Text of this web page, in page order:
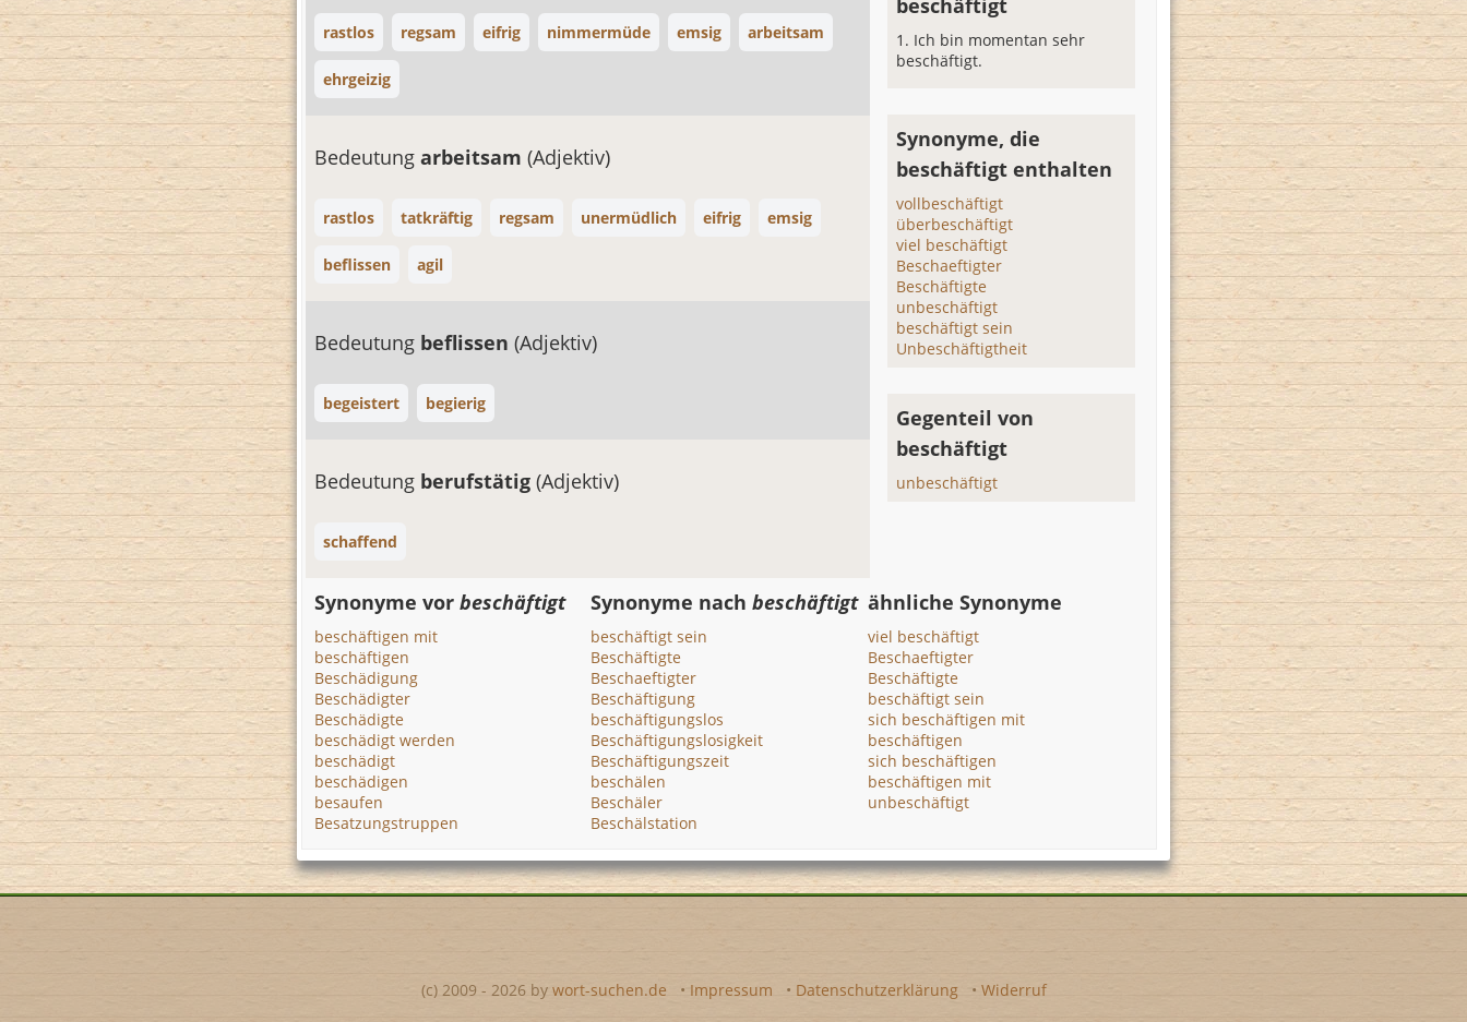
rastlos regsam eifrig nimmermüde emsig arbeitsam
ehrgeizig
Bedeutung arbeitsam (Adjektiv)
rastlos tatkräftig regsam unermüdlich eifrig emsig
beflissen agil
Bedeutung beflissen (Adjektiv)
begeistert begierig
Bedeutung berufstätig (Adjektiv)
schaffend
beschäftigt
Ich bin momentan sehr
beschäftigt.
Synonyme, die
beschäftigt enthalten
vollbeschäftigt
überbeschäftigt
viel beschäftigt
Beschaeftigter
Beschäftigte
unbeschäftigt
beschäftigt sein
Unbeschäftigtheit
Gegenteil von
beschäftigt
unbeschäftigt
Synonyme vor beschäftigt
beschäftigen mit
beschäftigen
Beschädigung
Beschädigter
Beschädigte
beschädigt werden
beschädigt
beschädigen
besaufen
Besatzungstruppen
Synonyme nachbeschäftigt
beschäftigt sein
Beschäftigte
Beschaeftigter
Beschäftigung
beschäftigungslos
Beschäftigungslosigkeit
Beschäftigungszeit
beschälen
Beschäler
Beschälstation
ähnliche Synonyme
viel beschäftigt
Beschaeftigter
Beschäftigte
beschäftigt sein
sich beschäftigen mit
beschäftigen
sich beschäftigen
beschäftigen mit
unbeschäftigt
(c) 2009 - 2026 by wort-suchen.de • Impressum • Datenschutzerklärung • Widerruf